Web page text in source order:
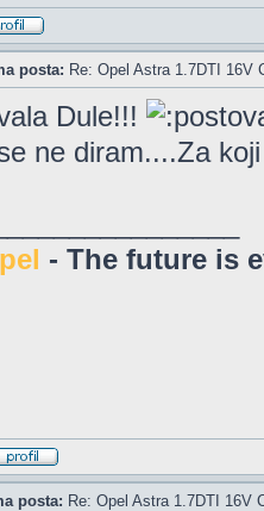
posta: Re: Opel Astra 1.7DTI 16V
Dule!!!
ne diram....Za
- The future is
posta: Re: Opel Astra 1.7DTI 16V